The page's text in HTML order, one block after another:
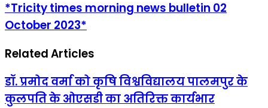
*Tricity times morning news bulletin 02
October 2023*
Related Articles
डॉ. प्रमोद वर्मा को कृषि विश्वविद्यालय पालमपुर के
कुलपति के ओएसडी का अतिरिक्त कार्यभार